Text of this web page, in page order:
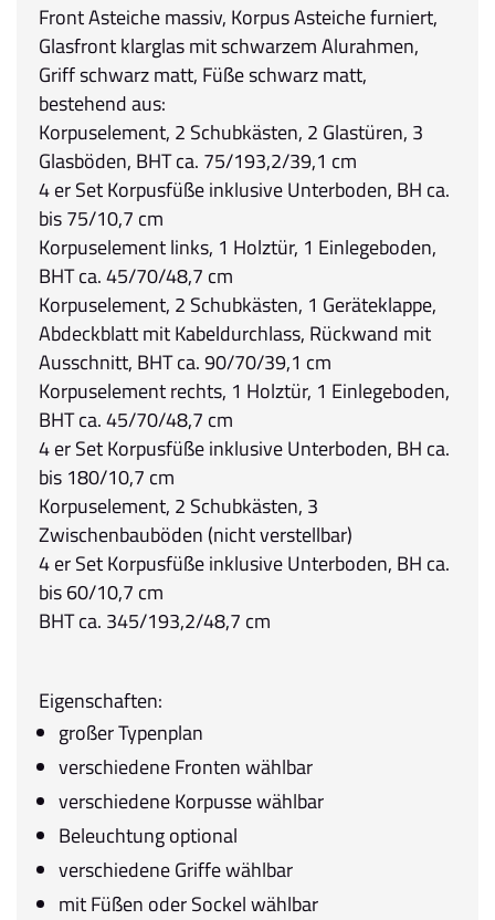
Front Asteiche massiv, Korpus Asteiche furniert,
Glasfront klarglas mit schwarzem Alurahmen,
Griff schwarz matt, Füße schwarz matt,
bestehend aus:
Korpuselement, 2 Schubkästen, 2 Glastüren, 3
Glasböden, BHT ca. 75/193,2/39,1 cm
4 er Set Korpusfüße inklusive Unterboden, BH ca.
bis 75/10,7 cm
Korpuselement links, 1 Holztür, 1 Einlegeboden,
BHT ca. 45/70/48,7 cm
Korpuselement, 2 Schubkästen, 1 Geräteklappe,
Abdeckblatt mit Kabeldurchlass, Rückwand mit
Ausschnitt, BHT ca. 90/70/39,1 cm
Korpuselement rechts, 1 Holztür, 1 Einlegeboden,
BHT ca. 45/70/48,7 cm
4 er Set Korpusfüße inklusive Unterboden, BH ca.
bis 180/10,7 cm
Korpuselement, 2 Schubkästen, 3
Zwischenbauböden (nicht verstellbar)
4 er Set Korpusfüße inklusive Unterboden, BH ca.
bis 60/10,7 cm
BHT ca. 345/193,2/48,7 cm
Eigenschaften:
großer Typenplan
verschiedene Fronten wählbar
verschiedene Korpusse wählbar
Beleuchtung optional
verschiedene Griffe wählbar
mit Füßen oder Sockel wählbar